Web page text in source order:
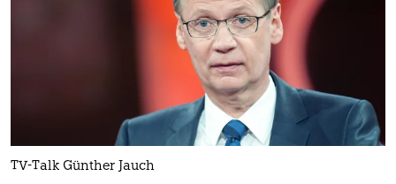
TV-Talk Günther Jauch